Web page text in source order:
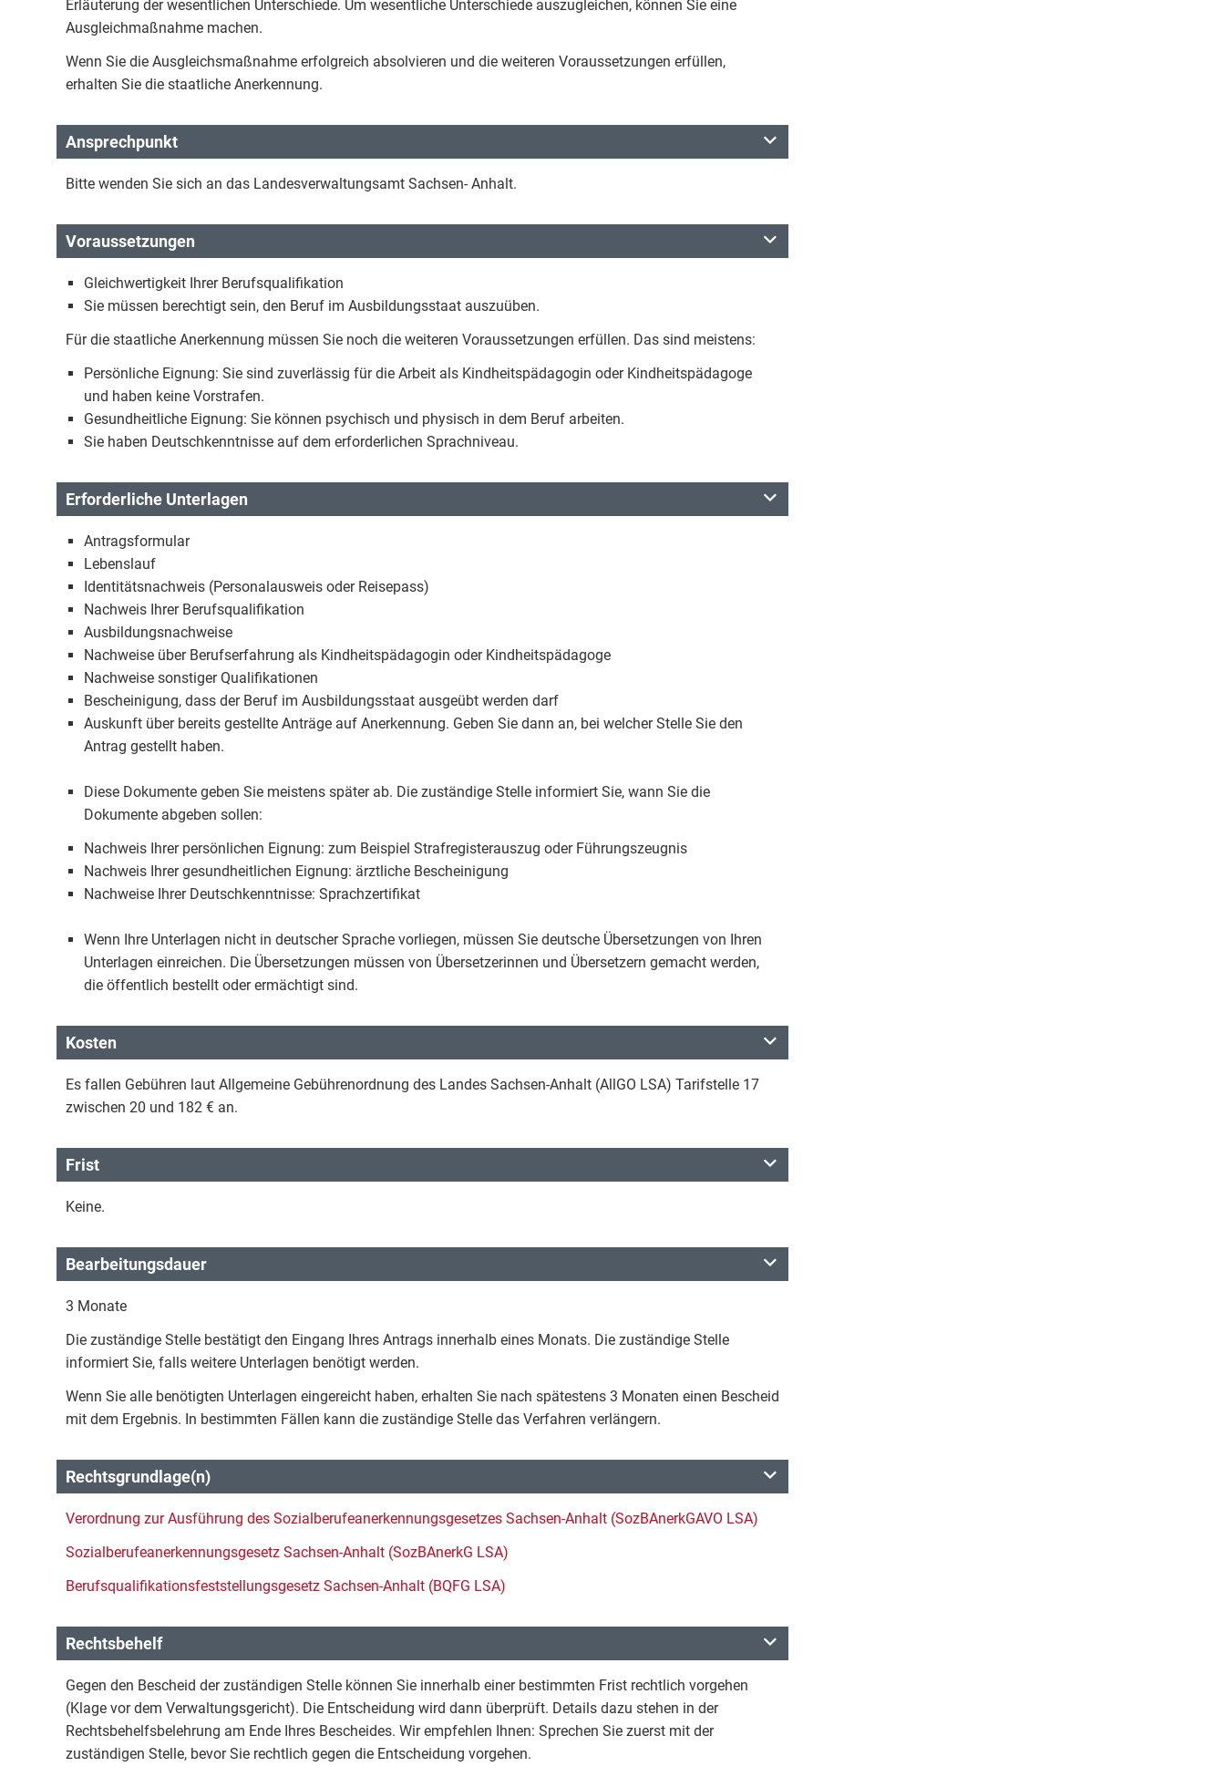
Erläuterung der wesentlichen Unterschiede. Um wesentliche Unterschiede auszugleichen, können Sie eine
Ausgleichmaßnahme machen.
Wenn Sie die Ausgleichsmaßnahme erfolgreich absolvieren und die weiteren Voraussetzungen erfüllen,
erhalten Sie die staatliche Anerkennung.
Ansprechpunkt
Bitte wenden Sie sich an das Landesverwaltungsamt Sachsen- Anhalt.
Voraussetzungen
Gleichwertigkeit Ihrer Berufsqualifikation
Sie müssen berechtigt sein, den Beruf im Ausbildungsstaat auszuüben.
Für die staatliche Anerkennung müssen Sie noch die weiteren Voraussetzungen erfüllen. Das sind meistens:
Persönliche Eignung: Sie sind zuverlässig für die Arbeit als Kindheitspädagogin oder Kindheitspädagoge
und haben keine Vorstrafen.
Gesundheitliche Eignung: Sie können psychisch und physisch in dem Beruf arbeiten.
Sie haben Deutschkenntnisse auf dem erforderlichen Sprachniveau.
Erforderliche Unterlagen
Antragsformular
Lebenslauf
Identitätsnachweis (Personalausweis oder Reisepass)
Nachweis Ihrer Berufsqualifikation
Ausbildungsnachweise
Nachweise über Berufserfahrung als Kindheitspädagogin oder Kindheitspädagoge
Nachweise sonstiger Qualifikationen
Bescheinigung, dass der Beruf im Ausbildungsstaat ausgeübt werden darf
Auskunft über bereits gestellte Anträge auf Anerkennung. Geben Sie dann an, bei welcher Stelle Sie den
Antrag gestellt haben.
Diese Dokumente geben Sie meistens später ab. Die zuständige Stelle informiert Sie, wann Sie die
Dokumente abgeben sollen:
Nachweis Ihrer persönlichen Eignung: zum Beispiel Strafregisterauszug oder Führungszeugnis
Nachweis Ihrer gesundheitlichen Eignung: ärztliche Bescheinigung
Nachweise Ihrer Deutschkenntnisse: Sprachzertifikat
Wenn Ihre Unterlagen nicht in deutscher Sprache vorliegen, müssen Sie deutsche Übersetzungen von Ihren
Unterlagen einreichen. Die Übersetzungen müssen von Übersetzerinnen und Übersetzern gemacht werden,
die öffentlich bestellt oder ermächtigt sind.
Kosten
Es fallen Gebühren laut Allgemeine Gebührenordnung des Landes Sachsen-Anhalt (AllGO LSA) Tarifstelle 17
zwischen 20 und 182 € an.
Frist
Keine.
Bearbeitungsdauer
3 Monate
Die zuständige Stelle bestätigt den Eingang Ihres Antrags innerhalb eines Monats. Die zuständige Stelle
informiert Sie, falls weitere Unterlagen benötigt werden.
Wenn Sie alle benötigten Unterlagen eingereicht haben, erhalten Sie nach spätestens 3 Monaten einen Bescheid
mit dem Ergebnis. In bestimmten Fällen kann die zuständige Stelle das Verfahren verlängern.
Rechtsgrundlage(n)
Verordnung zur Ausführung des Sozialberufeanerkennungsgesetzes Sachsen-Anhalt (SozBAnerkGAVO LSA)
Sozialberufeanerkennungsgesetz Sachsen-Anhalt (SozBAnerkG LSA)
Berufsqualifikationsfeststellungsgesetz Sachsen-Anhalt (BQFG LSA)
Rechtsbehelf
Gegen den Bescheid der zuständigen Stelle können Sie innerhalb einer bestimmten Frist rechtlich vorgehen
(Klage vor dem Verwaltungsgericht). Die Entscheidung wird dann überprüft. Details dazu stehen in der
Rechtsbehelfsbelehrung am Ende Ihres Bescheides. Wir empfehlen Ihnen: Sprechen Sie zuerst mit der
zuständigen Stelle, bevor Sie rechtlich gegen die Entscheidung vorgehen.